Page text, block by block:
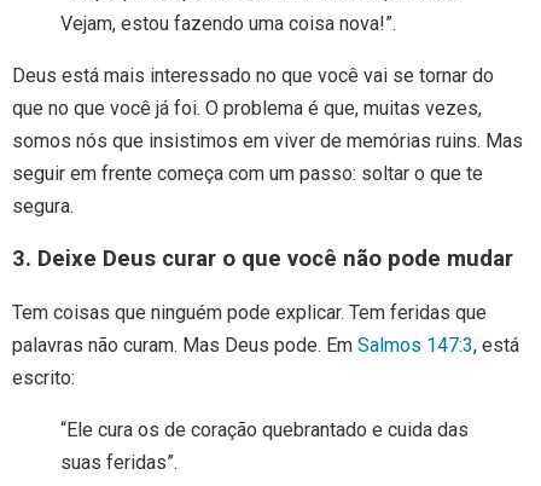
Vejam, estou fazendo uma coisa nova!”.
Deus está mais interessado no que você vai se tornar do
que no que você já foi. O problema é que, muitas vezes,
somos nós que insistimos em viver de memórias ruins. Mas
seguir em frente começa com um passo: soltar o que te
segura.
3. Deixe Deus curar o que você não pode mudar
Tem coisas que ninguém pode explicar. Tem feridas que
palavras não curam. Mas Deus pode. Em Salmos 147:3, está
escrito:
“Ele cura os de coração quebrantado e cuida das
suas feridas”.